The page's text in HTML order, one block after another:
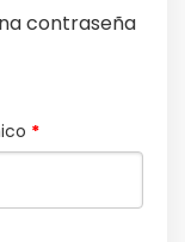
contraseña
*Obligatorio